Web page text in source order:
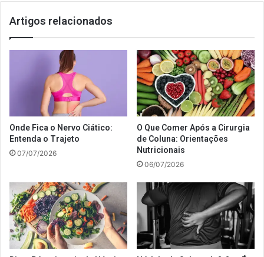
Artigos relacionados
Onde Fica o Nervo Ciático:
Entenda o Trajeto
07/07/2026
O Que Comer Após a Cirurgia
de Coluna: Orientações
Nutricionais
06/07/2026